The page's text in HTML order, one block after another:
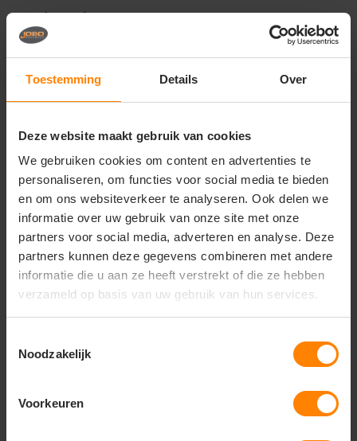
Toestemming Details Over
Deze website maakt gebruik van cookies
We gebruiken cookies om content en advertenties te
personaliseren, om functies voor social media te bieden
en om ons websiteverkeer te analyseren. Ook delen we
informatie over uw gebruik van onze site met onze
partners voor social media, adverteren en analyse. Deze
partners kunnen deze gegevens combineren met andere
informatie die u aan ze heeft verstrekt of die ze hebben
verzameld op basis van uw gebruik van hun services.
Noodzakelijk
Voorkeuren
Unieke eigenschappen
Onder voorbehoud van productveranderingen
Gerelateerde producten